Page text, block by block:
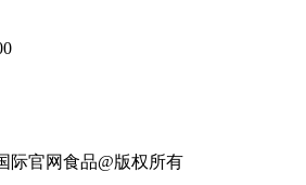
际官网食品@版权所有